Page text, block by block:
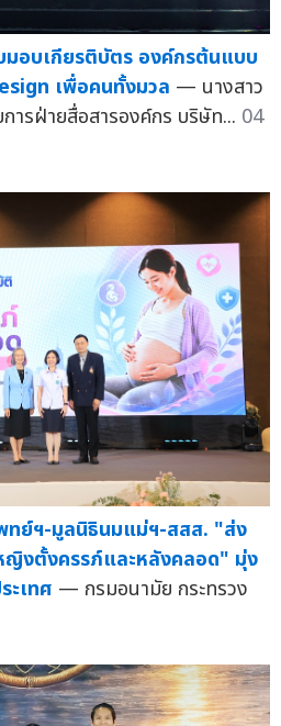
อบเกียรติบัตร องค์กรต้นแบบ
เพื่อคนทั้งมวล — นางสาว
รฝ่ายสื่อสารองค์กร บริษัท... 04
ทย์ฯ-มูลนิธินมแม่ฯ-สสส. "ส่ง
ญิงตั้งครรภ์และหลังคลอด" มุ่ง
ะเทศ — กรมอนามัย กระทรวง